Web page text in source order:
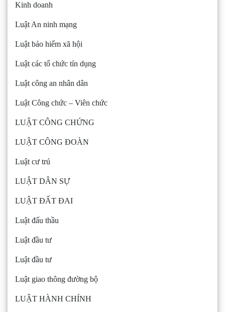
Kinh doanh
Luật An ninh mạng
Luật bảo hiểm xã hội
Luật các tổ chức tín dụng
Luật công an nhân dân
Luật Công chức – Viên chức
LUẬT CÔNG CHỨNG
LUẬT CÔNG ĐOÀN
Luật cư trú
LUẬT DÂN SỰ
LUẬT ĐẤT ĐAI
Luật đấu thầu
Luật đầu tư
Luật đầu tư
Luật giao thông đường bộ
LUẬT HÀNH CHÍNH